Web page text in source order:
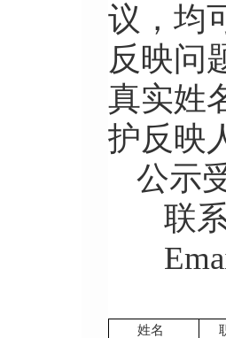
议，均
反映问
真实姓
护反映
公示
联
姓名